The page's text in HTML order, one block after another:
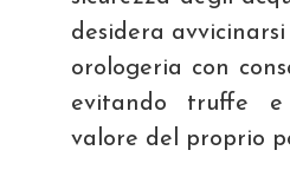
desidera
orologeria con
evitando truffe e
valore del proprio